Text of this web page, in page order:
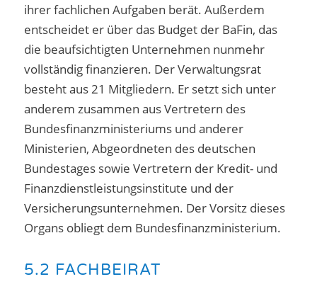
ihrer fachlichen Aufgaben berät. Außerdem
entscheidet er über das Budget der BaFin, das
die beaufsichtigten Unternehmen nunmehr
vollständig finanzieren. Der Verwaltungsrat
besteht aus 21 Mitgliedern. Er setzt sich unter
anderem zusammen aus Vertretern des
Bundesfinanzministeriums und anderer
Ministerien, Abgeordneten des deutschen
Bundestages sowie Vertretern der Kredit- und
Finanzdienstleistungsinstitute und der
Versicherungsunternehmen. Der Vorsitz dieses
Organs obliegt dem Bundesfinanzministerium.
5.2 FACHBEIRAT